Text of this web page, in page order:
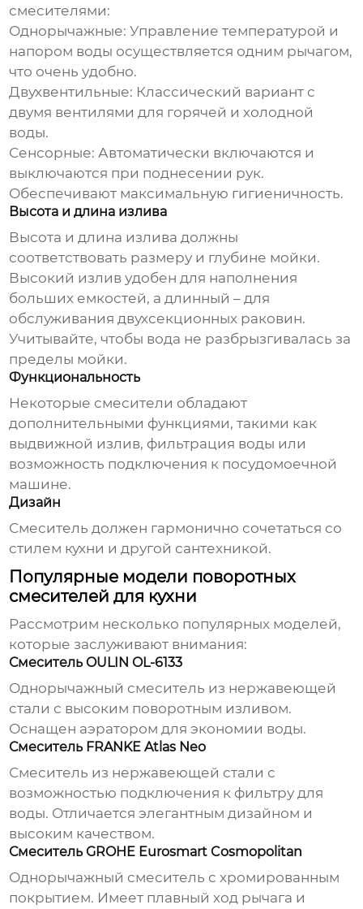
смесителями:
Однорычажные: Управление температурой и
напором воды осуществляется одним рычагом,
что очень удобно.
Двухвентильные: Классический вариант с
двумя вентилями для горячей и холодной
воды.
Сенсорные: Автоматически включаются и
выключаются при поднесении рук.
Обеспечивают максимальную гигиеничность.
Высота и длина излива
Высота и длина излива должны
соответствовать размеру и глубине мойки.
Высокий излив удобен для наполнения
больших емкостей, а длинный – для
обслуживания двухсекционных раковин.
Учитывайте, чтобы вода не разбрызгивалась за
пределы мойки.
Функциональность
Некоторые смесители обладают
дополнительными функциями, такими как
выдвижной излив, фильтрация воды или
возможность подключения к посудомоечной
машине.
Дизайн
Смеситель должен гармонично сочетаться со
стилем кухни и другой сантехникой.
Популярные модели поворотных
смесителей для кухни
Рассмотрим несколько популярных моделей,
которые заслуживают внимания:
Смеситель OULIN OL-6133
Однорычажный смеситель из нержавеющей
стали с высоким поворотным изливом.
Оснащен аэратором для экономии воды.
Смеситель FRANKE Atlas Neo
Смеситель из нержавеющей стали с
возможностью подключения к фильтру для
воды. Отличается элегантным дизайном и
высоким качеством.
Смеситель GROHE Eurosmart Cosmopolitan
Однорычажный смеситель с хромированным
покрытием. Имеет плавный ход рычага и